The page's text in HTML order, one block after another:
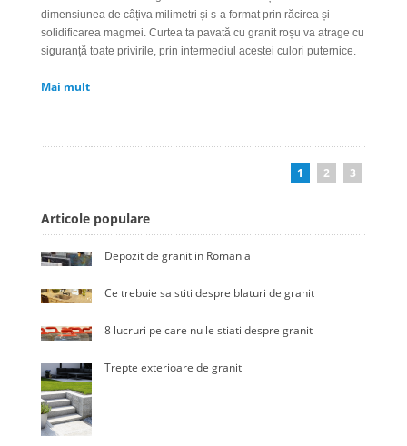
dimensiunea de câțiva milimetri și s-a format prin răcirea și
solidificarea magmei. Curtea ta pavată cu granit roșu va atrage cu
siguranță toate privirile, prin intermediul acestei culori puternice.
Mai mult
1 2 3
Articole populare
Depozit de granit in Romania
Ce trebuie sa stiti despre blaturi de granit
8 lucruri pe care nu le stiati despre granit
Trepte exterioare de granit